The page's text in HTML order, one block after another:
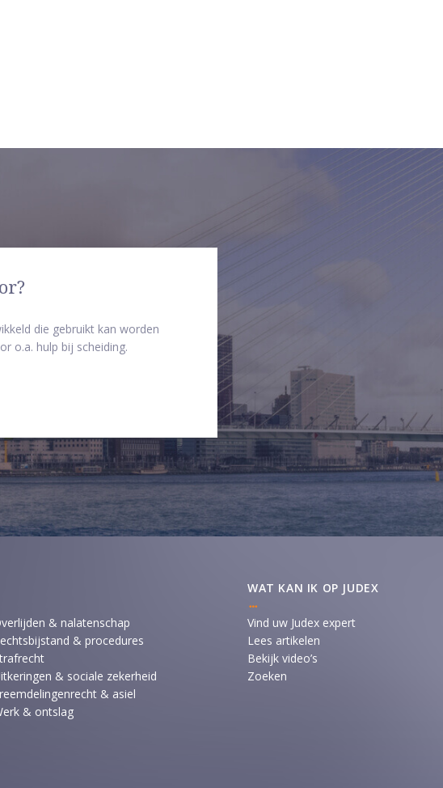
die gebruikt kan worden
o.a. hulp bij scheiding.
& nalatenschap
& procedures
& sociale zekerheid
& asiel
& ontslag
WAT KAN IK OP JUDEX
Vind uw Judex expert
Lees artikelen
Bekijk video’s
Zoeken